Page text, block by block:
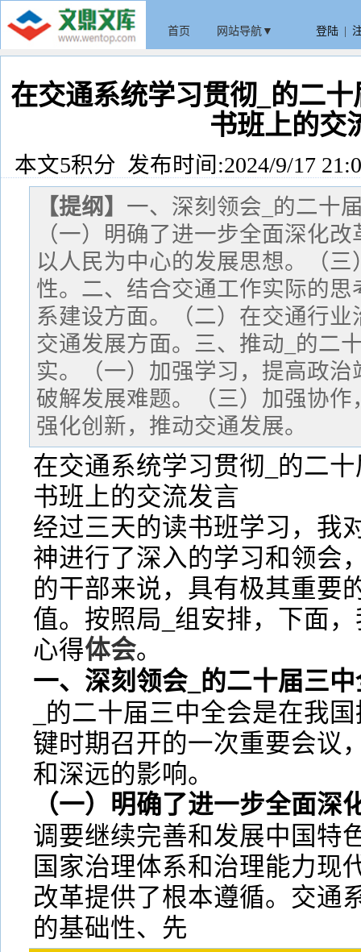
首页 网站导航▼ 登陆
在交通系统学习贯彻_的二
书班上的交
本文5积分 发布时间:2024/9/17
【提纲】 一、深刻领会_的二十
（一）明确了进一步全面深化
以人民为中心的发展思想。（
性。二、结合交通工作实际的
系建设方面。（二）在交通行
交通发展方面。三、推动_的二
实。（一）加强学习，提高政
破解发展难题。（三）加强协
强化创新，推动交通发展。
在交通系统学习贯彻_的二
书班上的交流发言
经过三天的读书班学习，我
神进行了深入的学习和领会
的干部来说，具有极其重要
值。按照局_组安排，下面
心得体会。
一、深刻领会_的二十届三
_的二十届三中全会是在我
键时期召开的一次重要会议
和深远的影响。
（一）明确了进一步全面深
调要继续完善和发展中国特
国家治理体系和治理能力现
改革提供了根本遵循。交通
的基础性、先